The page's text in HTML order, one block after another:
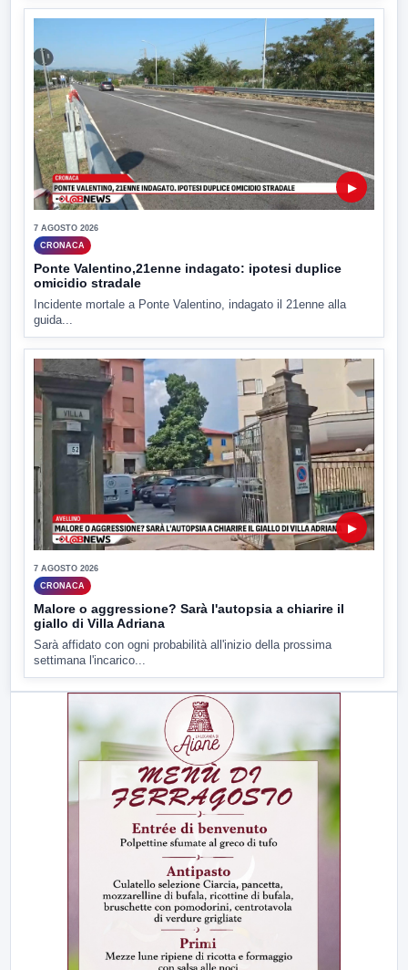
▶
7 AGOSTO 2026
CRONACA
Ponte Valentino,21enne indagato: ipotesi duplice
omicidio stradale
Incidente mortale a Ponte Valentino, indagato il 21enne alla
guida...
▶
7 AGOSTO 2026
CRONACA
Malore o aggressione? Sarà l'autopsia a chiarire il
giallo di Villa Adriana
Sarà affidato con ogni probabilità all'inizio della prossima
settimana l'incarico...